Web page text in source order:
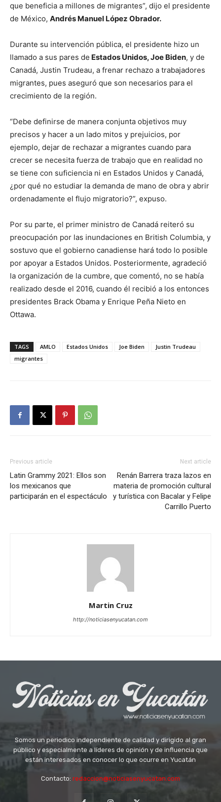
que beneficia a millones de migrantes”, dijo el presidente
de México, Andrés Manuel López Obrador.
Durante su intervención pública, el presidente hizo un
llamado a sus pares de Estados Unidos, Joe Biden, y de
Canadá, Justin Trudeau, a frenar rechazo a trabajadores
migrantes, pues aseguró que son necesarios para el
crecimiento de la región.
“Debe definirse de manera conjunta objetivos muy
precisos y hacer a un lado mitos y prejuicios, por
ejemplo, dejar de rechazar a migrantes cuando para
crecer se necesita fuerza de trabajo que en realidad no
se tiene con suficiencia ni en Estados Unidos y Canadá,
¿por qué no estudiar la demanda de mano de obra y abrir
ordenadamente el flujo migratorio?”, expuso.
Por su parte, el primer ministro de Canadá reiteró su
preocupación por las inundaciones en British Columbia, y
sostuvo que el gobierno canadiense hará todo lo posible
por apoyar a Estados Unidos. Posteriormente, agradeció
la organización de la cumbre, que comentó, no se había
realizado desde el 2016, cuando él recibió a los entonces
presidentes Brack Obama y Enrique Peña Nieto en
Ottawa.
TAGS AMLO Estados Unidos Joe Biden
Justin Trudeau
migrantes
Previous article
Latin Grammy 2021: Ellos son
los mexicanos que
participarán en el espectáculo
Next article
Renán Barrera traza lazos en
materia de promoción cultural
y turística con Bacalar y Felipe
Carrillo Puerto
Martin Cruz
http://noticiasenyucatan.com
Somos un periodico independiente de calidad y dirigido al gran
público y especialmente a líderes de opinión y de influencia que
están interesados en conocer lo que ocurre en Yucatán
Contacto: redaccion@noticiasenyucatan.com